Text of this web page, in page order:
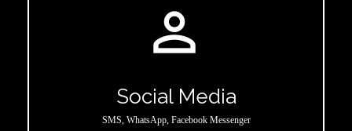
person_outline
Social Media
SMS, WhatsApp, Facebook Messenger